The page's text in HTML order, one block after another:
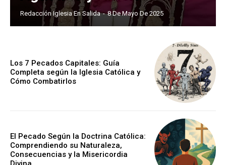
Redacción Iglesia En Salida - 8 De Mayo De 2025
Los 7 Pecados Capitales: Guía
Completa según la Iglesia Católica y
Cómo Combatirlos
El Pecado Según la Doctrina Católica:
Comprendiendo su Naturaleza,
Consecuencias y la Misericordia